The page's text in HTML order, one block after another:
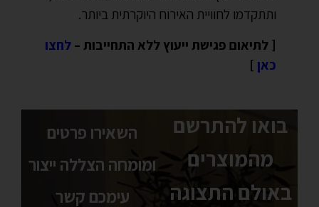
ותתקדמו לחוויית האירוח היוקרתית ביותר.
[ לתיאום פגישת ייעוץ ללא התחייבות – לחצו
כאן ]
בואו להתרשם
מהמוצרים
באולם התצוגה
השאירו פרטים
ומומחה הצללה ייצור
עימכם קשר